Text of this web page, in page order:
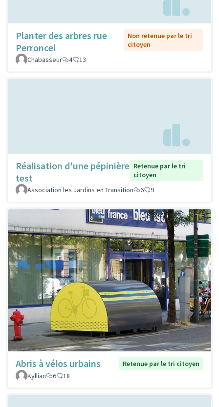
Planter des arbres rue
Perroncel
Non retenue par le tri
citoyen
Chabasseur
4 13
Réalisation d'une pépinière
test
Retenue par le tri
citoyen
Association les Jardins en Transition
6 9
Abris à vélos urbains
Retenue par le tri citoyen
Kyllian
6 18